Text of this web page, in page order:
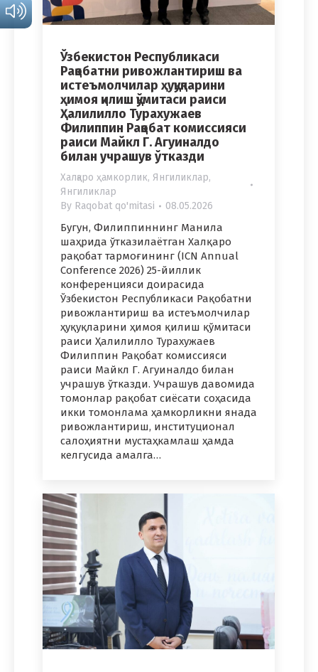
Ўзбекистон Республикаси
Рақобатни ривожлантириш ва
истеъмолчилар ҳуқуқларини
ҳимоя қилиш қўмитаси раиси
Ҳалилилло Турахужаев
Филиппин Рақобат комиссияси
раиси Майкл Г. Агуиналдо
билан учрашув ўтказди
Халқаро ҳамкорлик, Янгиликлар,
Янгиликлар
By Raqobat qo'mitasi 08.05.2026
Бугун, Филиппиннинг Манила
шаҳрида ўтказилаётган Халқаро
рақобат тармоғининг (ICN Annual
Conference 2026) 25-йиллик
конференцияси доирасида
Ўзбекистон Республикаси Рақобатни
ривожлантириш ва истеъмолчилар
ҳуқуқларини ҳимоя қилиш қўмитаси
раиси Ҳалилилло Турахужаев
Филиппин Рақобат комиссияси
раиси Майкл Г. Агуиналдо билан
учрашув ўтказди. Учрашув давомида
томонлар рақобат сиёсати соҳасида
икки томонлама ҳамкорликни янада
ривожлантириш, институционал
салоҳиятни мустаҳкамлаш ҳамда
келгусида амалга…